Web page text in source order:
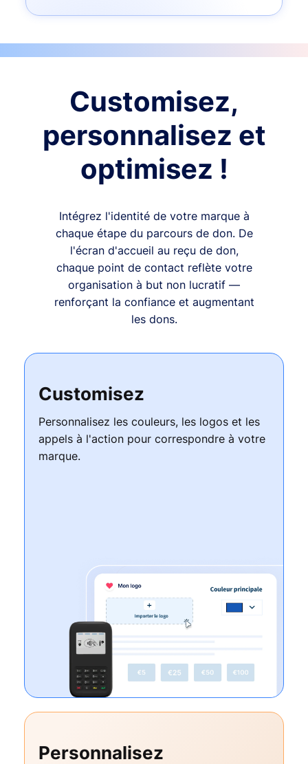
Customisez,
personnalisez et
optimisez !
Intégrez l'identité de votre marque à
chaque étape du parcours de don. De
l'écran d'accueil au reçu de don,
chaque point de contact reflète votre
organisation à but non lucratif —
renforçant la confiance et augmentant
les dons.
Customisez
Personnalisez les couleurs, les logos et les
appels à l'action pour correspondre à votre
marque.
Personnalisez